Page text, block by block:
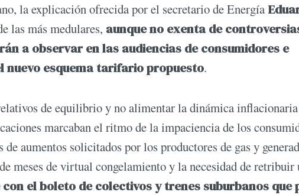
la explicación ofrecida por el secretario de Energía
las más medulares, aunque no exenta de
a observar en las audiencias de consumidores e
esquema tarifario propuesto.
de equilibrio y no alimentar la dinámica
marcaban el ritmo de la impaciencia de los
aumentos solicitados por los productores de gas y
meses de virtual congelamiento y la necesidad de retribuir
el boleto de colectivos y trenes suburbanos que